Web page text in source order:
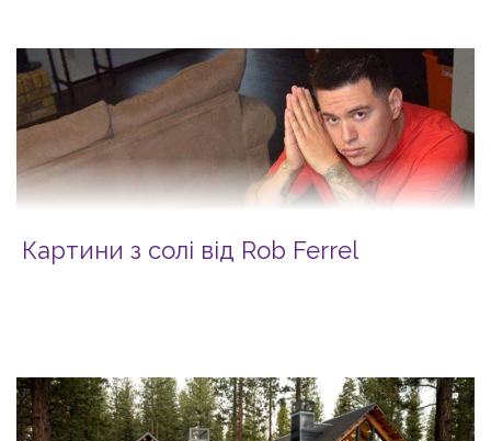
Картини з солі від Rob Ferrel